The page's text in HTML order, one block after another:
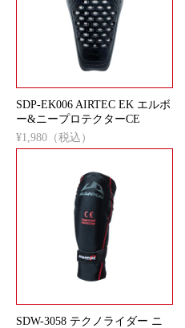
SDP-EK006 AIRTEC EK エルボ
ー&ニープロテクターCE
¥1,980（税込）
SDW-3058 テクノライダー ニ